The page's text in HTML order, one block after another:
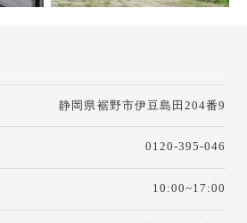
静岡県裾野市伊豆島田204番9
0120-395-046
10:00~17:00